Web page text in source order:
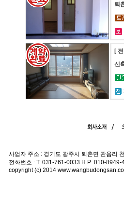
퇴
[
신
사업자 주소 : 경기도 광주시 퇴촌면 관음리
전화번호 : T: 031-761-0033 H.P: 010-
copyright (c) 2014